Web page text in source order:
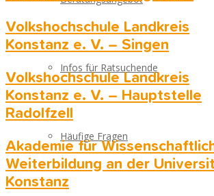
Infos für Ratsuchende
Häufige Fragen
Volkshochschule Landkreis
Konstanz e. V. – Singen
Volkshochschule Landkreis
Konstanz e. V. – Hauptstelle
Radolfzell
Akademie für
Weiterbildung an der
Konstanz